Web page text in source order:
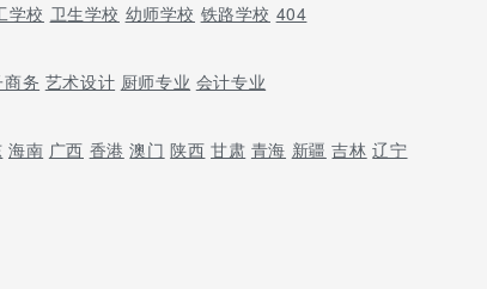
学校 卫生学校 幼师学校 铁路学校 404
商务 艺术设计 厨师专业 会计专业
海南 广西 香港 澳门 陕西 甘肃 青海 新疆 吉林 辽宁